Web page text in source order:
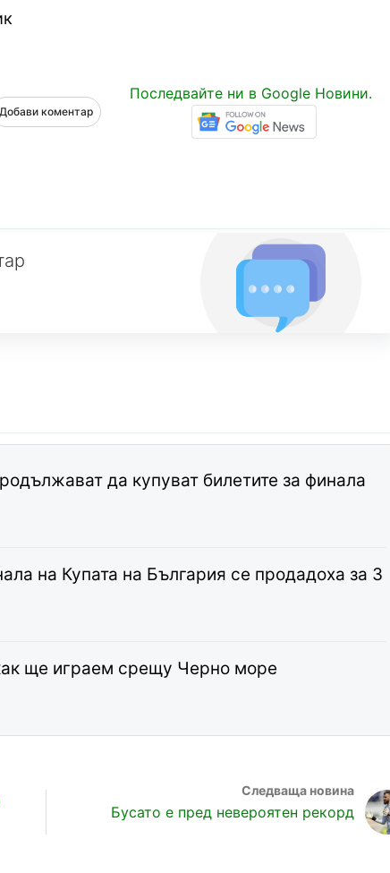
Добави коментар
Последвайте ни в Google Новини.
да купуват билетите за финала
на Купата на България се продадоха за 3
ще играем срещу Черно море
Бусато е пред невероятен рекорд